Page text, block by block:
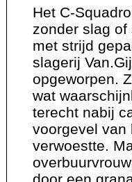
Het C-
zonder slag
met strijd
slagerij
opgeworpen.
wat
terecht nabij
voorgevel van
verwoestte.